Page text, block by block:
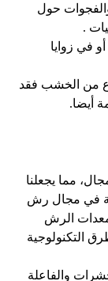
حول
.
في زوايا
من الخشب فقد
أيضا.
مما يجعلنا
في مجال رش
الرش
التكنولوجية
والفاعلة